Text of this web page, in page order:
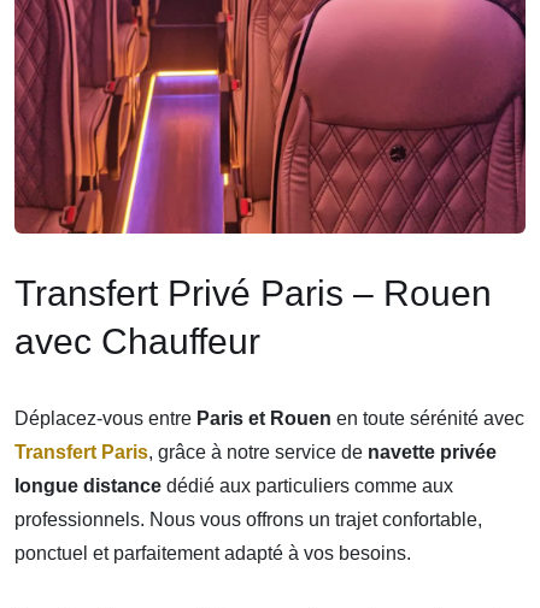
Transfert Privé Paris – Rouen
avec Chauffeur
Déplacez-vous entre Paris et Rouen en toute sérénité avec
Transfert Paris, grâce à notre service de navette privée
longue distance dédié aux particuliers comme aux
professionnels. Nous vous offrons un trajet confortable,
ponctuel et parfaitement adapté à vos besoins.